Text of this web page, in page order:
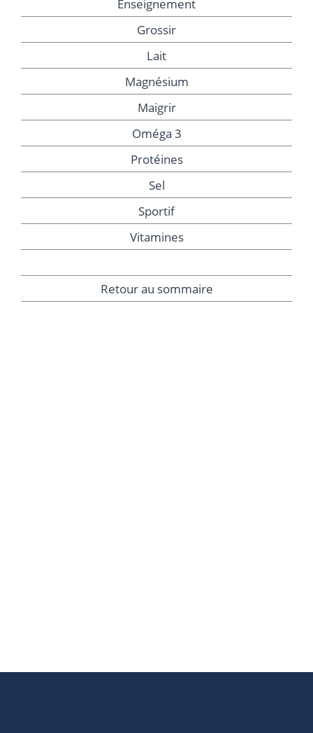
Enseignement
Grossir
Lait
Magnésium
Maigrir
Oméga 3
Protéines
Sel
Sportif
Vitamines
Retour au sommaire